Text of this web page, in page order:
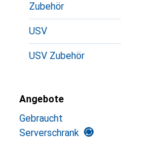
Zubehör
USV
USV Zubehör
Angebote
Gebraucht
Serverschrank